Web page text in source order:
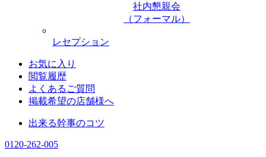
社内懇親会
（フォーマル）
レセプション
お気に入り
閲覧履歴
よくあるご質問
掲載希望の店舗様へ
出来る幹事のコツ
0120-262-005